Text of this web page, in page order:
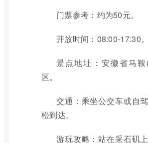
门票参考：约为50元。
开放时间：08:00-17:30。
景点地址：安徽省马
区。
交通：乘坐公交车或自
松到达。
游玩攻略：站在采石矶